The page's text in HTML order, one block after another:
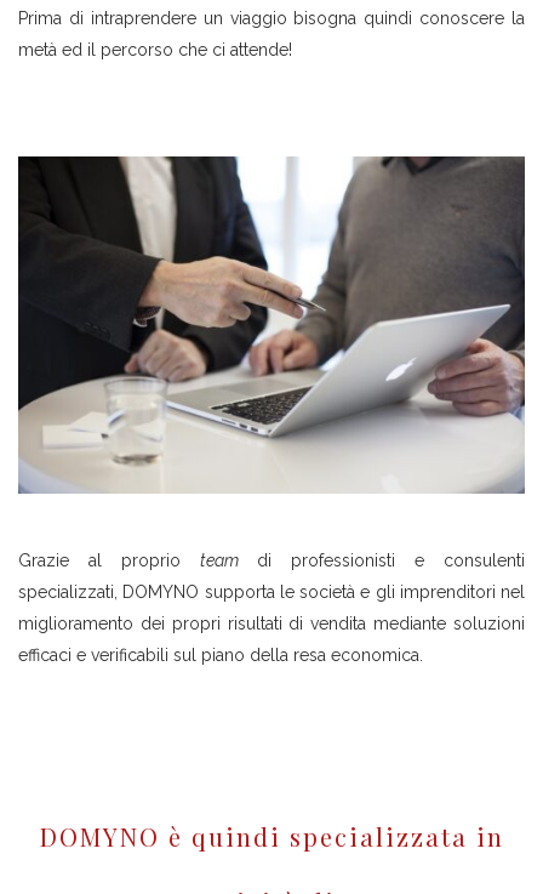
Prima di intraprendere un viaggio bisogna quindi conoscere la
metà ed il percorso che ci attende!
Grazie al proprio teamdi professionisti e consulenti
specializzati, DOMYNO supporta le società e gli imprenditori nel
miglioramento dei propri risultati di vendita mediante soluzioni
efficaci e verificabili sul piano della resa economica.
DOMYNO è quindi specializzata in